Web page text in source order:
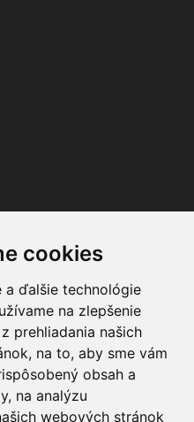
cookies
a ďalšie technológie
na zlepšenie
prehliadania našich
na to, aby sme vám
obsah a
na analýzu
webových stránok